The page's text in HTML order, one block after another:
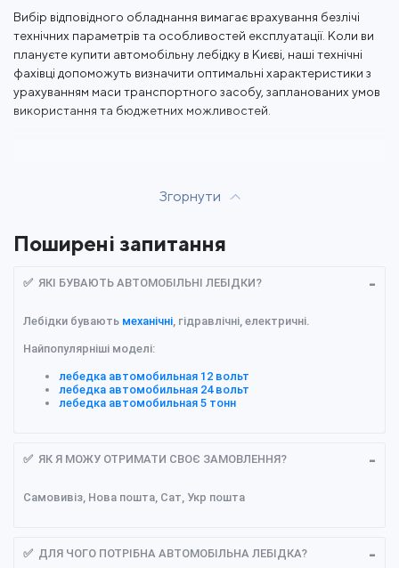
Вибір відповідного обладнання вимагає врахування безлічі
технічних параметрів та особливостей експлуатації. Коли ви
плануєте купити автомобільну лебідку в Києві, наші технічні
фахівці допоможуть визначити оптимальні характеристики з
урахуванням маси транспортного засобу, запланованих умов
використання та бюджетних можливостей.
Згорнути
Поширені запитання
✅ ЯКІ БУВАЮТЬ АВТОМОБІЛЬНІ ЛЕБІДКИ?
Лебідки бувають механічні, гідравлічні, електричні.
Найпопулярніші моделі:
лебедка автомобильная 12 вольт
лебедка автомобильная 24 вольт
лебедка автомобильная 5 тонн
✅ ЯК Я МОЖУ ОТРИМАТИ СВОЄ ЗАМОВЛЕННЯ?
Самовивіз, Нова пошта, Сат, Укр пошта
✅ ДЛЯ ЧОГО ПОТРІБНА АВТОМОБІЛЬНА ЛЕБІДКА?